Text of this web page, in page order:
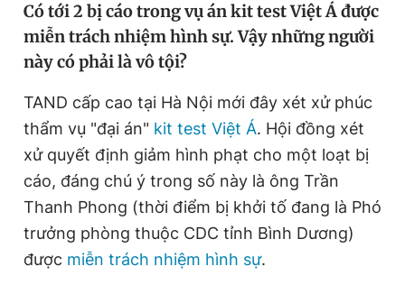
Video Magazine
Sản phẩm khác
Tiện ích Bạn cần biết
Thông tin tòa soạn Liên hệ quảng cáo
Có tới 2 bị cáo trong vụ án kit test Việt Á được
miễn trách nhiệm hình sự. Vậy những người
này có phải là vô tội?
TAND cấp cao tại Hà Nội mới đây xét xử phúc
thẩm vụ "đại án" kit test Việt Á. Hội đồng xét
xử quyết định giảm hình phạt cho một loạt bị
cáo, đáng chú ý trong số này là ông Trần
Thanh Phong (thời điểm bị khởi tố đang là Phó
trưởng phòng thuộc CDC tỉnh Bình Dương)
được miễn trách nhiệm hình sự.